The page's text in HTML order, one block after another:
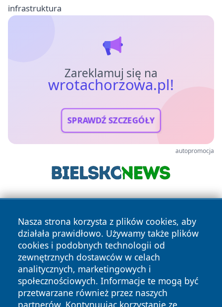
infrastruktura
Zareklamuj się na
wrotachorzowa.pl!
SPRAWDŹ SZCZEGÓŁY
autopromocja
Nasza strona korzysta z plików cookies, aby
działała prawidłowo. Używamy także plików
cookies i podobnych technologii od
zewnętrznych dostawców w celach
analitycznych, marketingowych i
społecznościowych. Informacje te mogą być
przetwarzane również przez naszych
partnerów. Kontynuując korzystanie ze
Copyright © 2026 wrotachorzowa.pl Wszystkie prawa
zastrzeżone.